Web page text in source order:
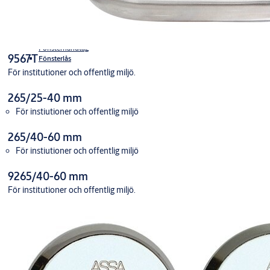
Barnskyddande beslag
Fönsterhandtag
Fönsterlås
9567T
För institutioner och offentlig miljö.
265/25-40 mm
För instiutioner och offentlig miljö
265/40-60 mm
För instiutioner och offentlig miljö
9265/40-60 mm
För institutioner och offentlig miljö.